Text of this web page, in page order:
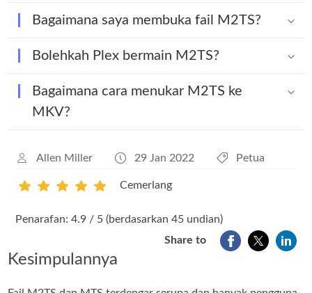
Bagaimana saya membuka fail M2TS?
Bolehkah Plex bermain M2TS?
Bagaimana cara menukar M2TS ke
MKV?
Allen Miller 29 Jan 2022 Petua
Cemerlang
Penarafan: 4.9 / 5 (berdasarkan 45 undian)
Share to
Kesimpulannya